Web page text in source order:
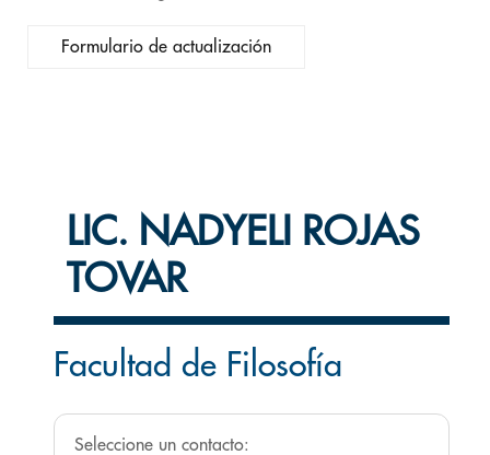
Formulario de actualización
LIC. NADYELI ROJAS
TOVAR
Facultad de Filosofía
Seleccione un contacto: